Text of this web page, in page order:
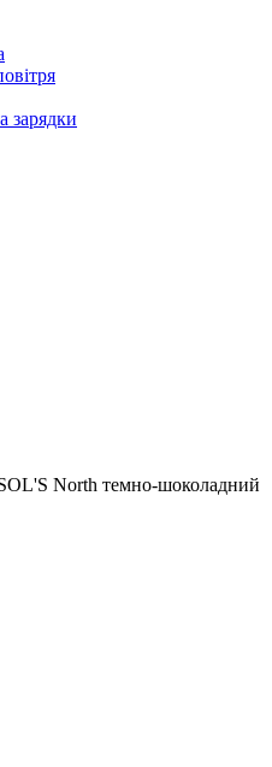
зарядки
North темно-шоколадний